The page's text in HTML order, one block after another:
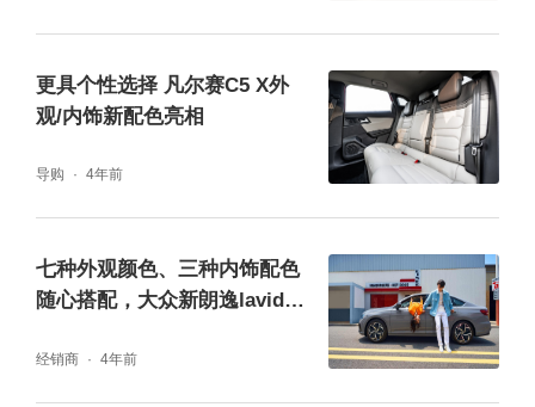
更具个性选择 凡尔赛C5 X外
观/内饰新配色亮相
导购 4年前
七种外观颜色、三种内饰配色
随心搭配，大众新朗逸lavida
经销商 4年前